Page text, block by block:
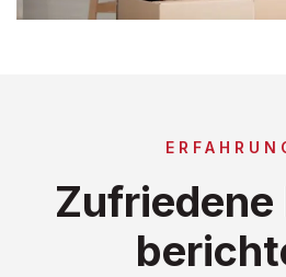
Zufriedene